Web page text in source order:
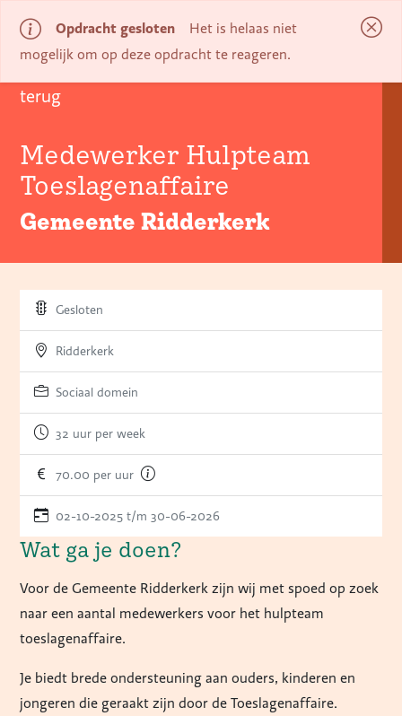
Opdracht gesloten
Het is helaas niet
mogelijk om op deze opdracht te reageren.
Aanmelden
terug
Medewerker Hulpteam
Toeslagenaffaire
Gemeente Ridderkerk
Gesloten
Ridderkerk
Sociaal domein
32 uur per week
70.00 per uur
02-10-2025 t/m 30-06-2026
Wat ga je doen?
Voor de Gemeente Ridderkerk zijn wij met spoed op zoek
naar een aantal medewerkers voor het hulpteam
toeslagenaffaire.
Je biedt brede ondersteuning aan ouders, kinderen en
jongeren die geraakt zijn door de Toeslagenaffaire.